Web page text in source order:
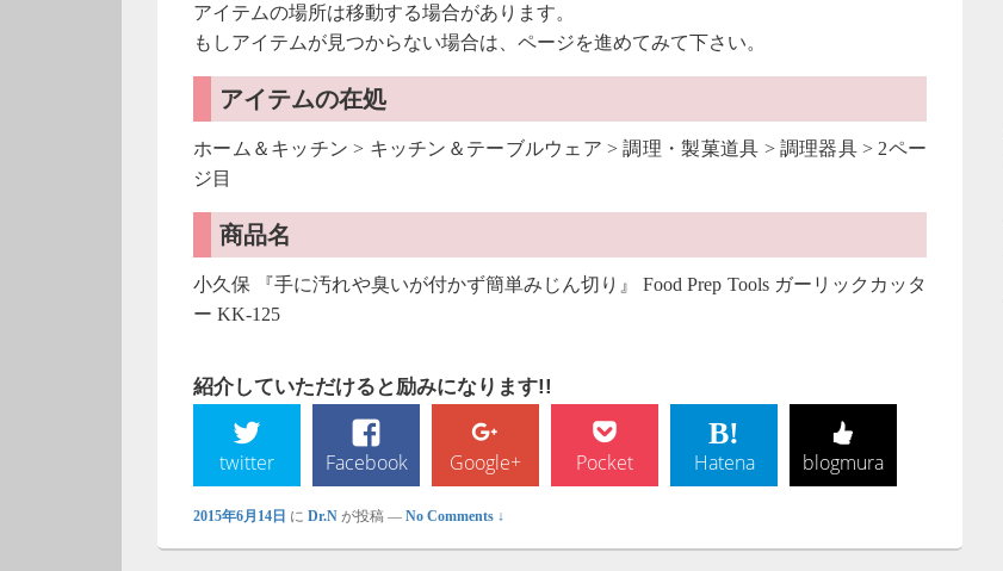
アイテムの場所は移動する場合があります。
もしアイテムが見つからない場合は、ページを進めてみて下さい。
アイテムの在処
ホーム＆キッチン > キッチン＆テーブルウェア > 調理・製菓道具 > 調理器具 > 2ペー
ジ目
商品名
小久保 『手に汚れや臭いが付かず簡単みじん切り』 Food Prep Tools ガーリックカッタ
ー KK-125
紹介していただけると励みになります!!
twitter Facebook Google+ Pocket Hatena blogmura
2015年6月14日 に Dr.N が投稿 — No Comments ↓